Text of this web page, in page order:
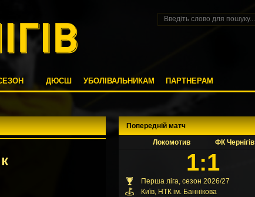
ДЮСШ УБОЛІВАЛЬНИКАМ ПАРТНЕРАМ
Попередній матч
Локомотив
ФК Чернігів
1:1
Перша ліга, сезон 2026/27
Київ, НТК ім. Баннікова